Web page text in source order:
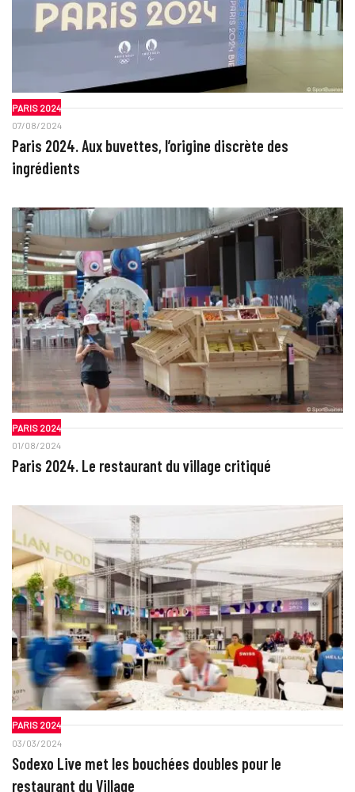
PARIS 2024
07/08/2024
Paris 2024. Aux buvettes, l’origine discrète des
ingrédients
PARIS 2024
01/08/2024
Paris 2024. Le restaurant du village critiqué
PARIS 2024
03/03/2024
Sodexo Live met les bouchées doubles pour le
restaurant du Village